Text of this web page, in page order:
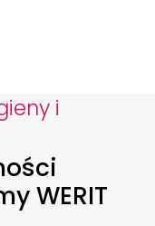
i
WERIT